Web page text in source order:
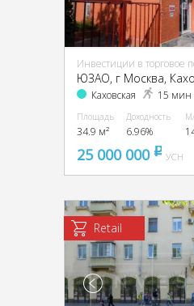
Инвестиции в торговое
ЮЗАО, г Москва,
Каховская 15 мин
Площадь
34.9 м²
Доходность
6.96%
25 000 000 pуб
УСН
Retail